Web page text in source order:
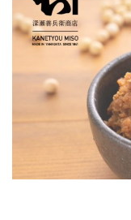
みそづくり教
出張味噌作り
麹出来上がり
味噌の即売会